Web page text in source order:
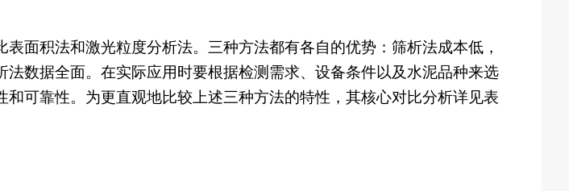
面积法和激光粒度分析法。三种方法都有各自的优势：筛析法成本低，
数据全面。在实际应用时要根据检测需求、设备条件以及水泥品种来选
可靠性。为更直观地比较上述三种方法的特性，其核心对比分析详见表